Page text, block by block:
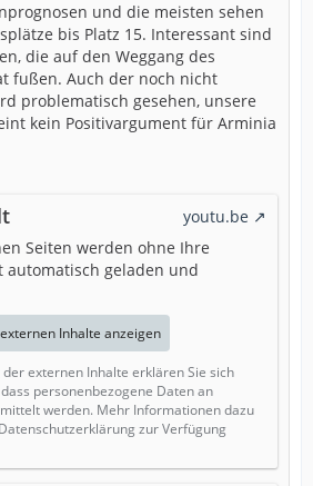
und die meisten sehen
bis Platz 15. Interessant sind
die auf den Weggang des
fußen. Auch der noch nicht
problematisch gesehen, unsere
kein Positivargument für Arminia
youtu.be
Seiten werden ohne Ihre
geladen und
Inhalte anzeigen
externen Inhalte erklären Sie sich
personenbezogene Daten an
werden. Mehr Informationen dazu
zur Verfügung